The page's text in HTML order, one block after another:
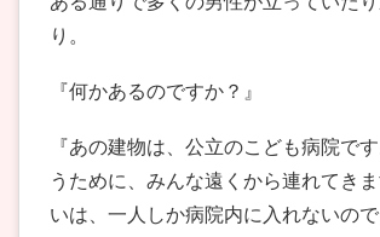
り。
『何かあるのですか？』
『あの建物は、公立のこども病院で
うために、みんな遠くから連れてき
いは、一人しか病院内に入れないの